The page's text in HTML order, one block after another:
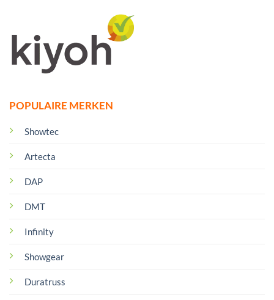
POPULAIRE MERKEN
Showtec
Artecta
DAP
DMT
Infinity
Showgear
Duratruss